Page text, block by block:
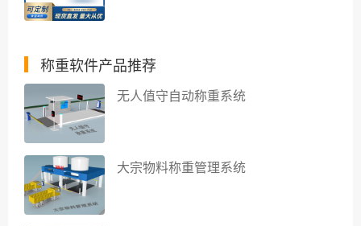
称重软件产品推荐
无人值守自动称重系统
大宗物料称重管理系统